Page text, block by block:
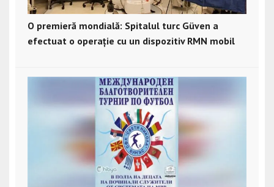
O premieră mondială: Spitalul turc Güven a
efectuat o operație cu un dispozitiv RMN mobil